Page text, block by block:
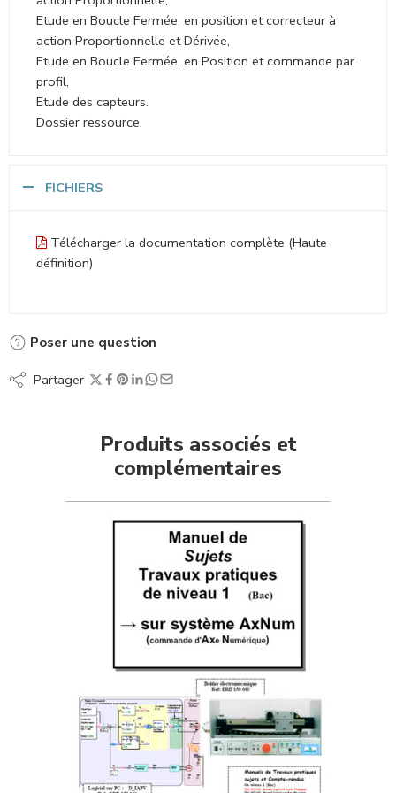
Etude en Boucle Fermée, en position et correcteur à
action Proportionnelle et Dérivée,
Etude en Boucle Fermée, en Position et commande par
profil,
Etude des capteurs.
Dossier ressource.
FICHIERS
Télécharger la documentation complète (Haute
définition)
Poser une question
Partager
Produits associés et
complémentaires